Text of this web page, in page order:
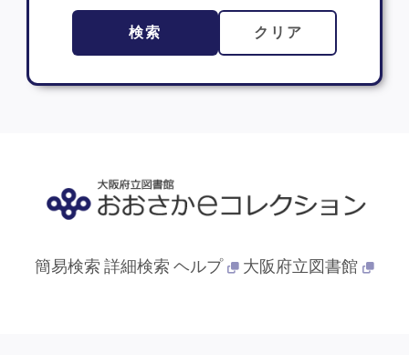
検索 クリア
簡易検索 詳細検索 ヘルプ 大阪府立図書館